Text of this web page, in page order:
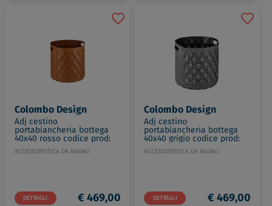
Colombo Design
Adj cestino
portabiancheria bottega
40x40 rosso codice prod:
BADJ1050-0930
ACCESSORISTICA DA BAGNO
DETTAGLI € 469,00
Colombo Design
Adj cestino
portabiancheria bottega
40x40 grigio codice prod:
BADJ1050-0301
ACCESSORISTICA DA BAGNO
DETTAGLI € 469,00